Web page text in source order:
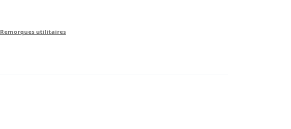
Remorques utilitaires